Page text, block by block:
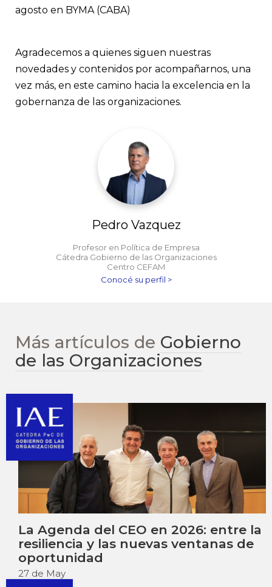
Pedro Vazquez
Profesor en Política de Empresa
Cátedra Gobierno de las Organizaciones
Centro CEFAM
Conocé su perfil >
agosto en BYMA (CABA)
Agradecemos a quienes siguen nuestras
novedades y contenidos por acompañarnos, una
vez más, en este camino hacia la excelencia en la
gobernanza de las organizaciones.
Más artículos de Gobierno
de las Organizaciones
La Agenda del CEO en 2026: entre la
resiliencia y las nuevas ventanas de
oportunidad
27 de May